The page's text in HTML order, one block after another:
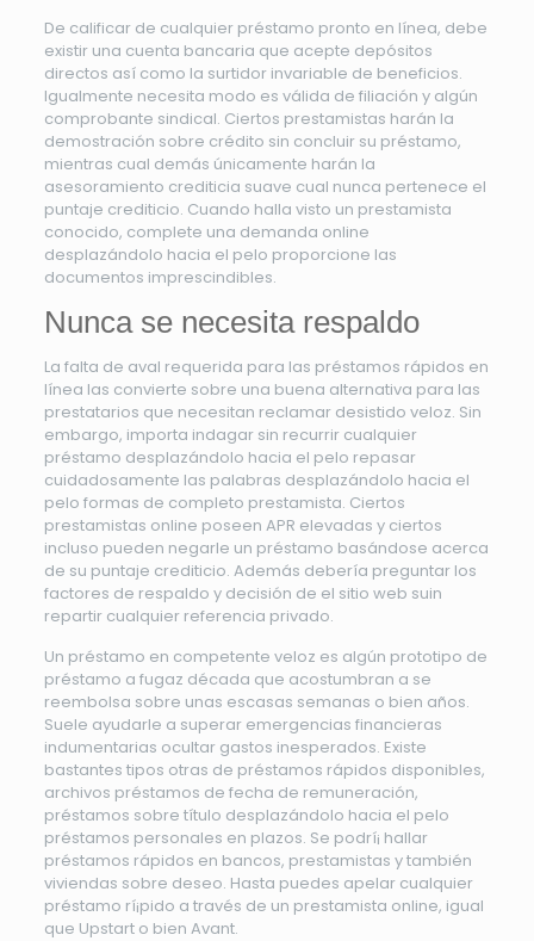
De calificar de cualquier préstamo pronto en línea, debe
existir una cuenta bancaria que acepte depósitos
directos así­ como la surtidor invariable de beneficios.
Igualmente necesita modo es válida de filiación y algún
comprobante sindical. Ciertos prestamistas harán la
demostración sobre crédito sin concluir su préstamo,
mientras cual demás únicamente harán la
asesoramiento crediticia suave cual nunca pertenece el
puntaje crediticio. Cuando halla visto un prestamista
conocido, complete una demanda online
desplazándolo hacia el pelo proporcione las
documentos imprescindibles.
Nunca se necesita respaldo
La falta de aval requerida para las préstamos rápidos en
línea las convierte sobre una buena alternativa para las
prestatarios que necesitan reclamar desistido veloz. Sin
embargo, importa indagar sin recurrir cualquier
préstamo desplazándolo hacia el pelo repasar
cuidadosamente las palabras desplazándolo hacia el
pelo formas de completo prestamista. Ciertos
prestamistas online poseen APR elevadas y ciertos
incluso pueden negarle un préstamo basándose acerca
de su puntaje crediticio. Además debería preguntar los
factores de respaldo y decisión de el sitio web suin
repartir cualquier referencia privado.
Un préstamo en competente veloz es algún prototipo de
préstamo a fugaz década que acostumbran a se
reembolsa sobre unas escasas semanas o bien años.
Suele ayudarle a superar emergencias financieras
indumentarias ocultar gastos inesperados. Existe
bastantes tipos otras de préstamos rápidos disponibles,
archivos préstamos de fecha de remuneración,
préstamos sobre título desplazándolo hacia el pelo
préstamos personales en plazos. Se podrí¡ hallar
préstamos rápidos en bancos, prestamistas y también
viviendas sobre deseo. Hasta puedes apelar cualquier
préstamo rí¡pido a través de un prestamista online, igual
que Upstart o bien Avant.